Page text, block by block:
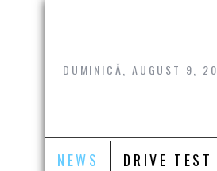
Skip
DUMINICĂ, AUGUST 9,
NEWS DRIVE TEST